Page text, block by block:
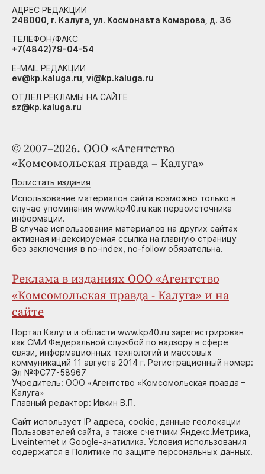
© 2007–2026. ООО «Агентство
«Комсомольская правда – Калуга»
Полистать издания
Использование материалов сайта возможно только в
случае упоминания www.kp40.ru как первоисточника
информации.
В случае использования материалов на других сайтах
активная индексируемая ссылка на главную страницу
без заключения в no-index, no-follow обязательна.
Реклама в изданиях ООО «Агентство
«Комсомольская правда - Калуга» и на
сайте
Портал Калуги и области www.kp40.ru зарегистрирован
как СМИ Федеральной службой по надзору в сфере
связи, информационных технологий и массовых
коммуникаций 11 августа 2014 г. Регистрационный номер:
Эл №ФС77-58967
Учредитель: ООО «Агентство «Комсомольская правда –
Калуга»
Главный редактор: Ивкин В.П.
Сайт использует IP адреса, cookie, данные геолокации
Пользователей сайта, а также счетчики Яндекс.Метрика,
Liveinternet и Google-анатилика. Условия использования
содержатся в Политике по защите персональных данных.
АДРЕС РЕДАКЦИИ
248000, г. Калуга, ул. Космонавта Комарова, д. 36
ТЕЛЕФОН/ФАКС
+7(4842)79-04-54
E-MAIL РЕДАКЦИИ
ev@kp.kaluga.ru, vi@kp.kaluga.ru
ОТДЕЛ РЕКЛАМЫ НА САЙТЕ
sz@kp.kaluga.ru